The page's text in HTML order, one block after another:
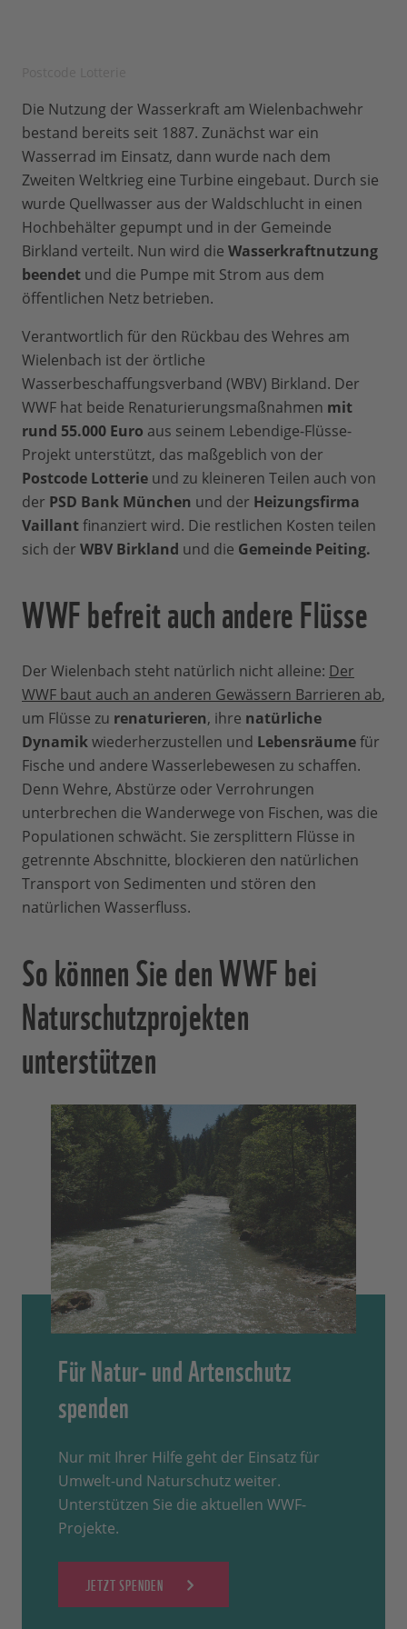
Die Nutzung der Wasserkraft am Wielenbachwehr
bestand bereits seit 1887. Zunächst war ein
Wasserrad im Einsatz, dann wurde nach dem
Zweiten Weltkrieg eine Turbine eingebaut. Durch sie
wurde Quellwasser aus der Waldschlucht in einen
Hochbehälter gepumpt und in der Gemeinde
Birkland verteilt. Nun wird die Wasserkraftnutzung
beendet und die Pumpe mit Strom aus dem
öffentlichen Netz betrieben.
Verantwortlich für den Rückbau des Wehres am
Wielenbach ist der örtliche
Wasserbeschaffungsverband (WBV) Birkland. Der
WWF hat beide Renaturierungsmaßnahmen mit
rund 55.000 Euro aus seinem Lebendige-Flüsse-
Projekt unterstützt, das maßgeblich von der
Postcode Lotterie und zu kleineren Teilen auch von
der PSD Bank München und der Heizungsfirma
Vaillantfinanziert wird. Die restlichen Kosten teilen
sich der WBV Birkland und die Gemeinde Peiting.
WWF befreit auch andere Flüsse
Der Wielenbach steht natürlich nicht alleine: Der
WWF baut auch an anderen Gewässern Barrieren ab,
um Flüsse zu renaturieren, ihre natürliche
Dynamikwiederherzustellen und Lebensräumefür
Fische und andere Wasserlebewesen zu schaffen.
Denn Wehre, Abstürze oder Verrohrungen
unterbrechen die Wanderwege von Fischen, was die
Populationen schwächt. Sie zersplittern Flüsse in
getrennte Abschnitte, blockieren den natürlichen
Transport von Sedimenten und stören den
natürlichen Wasserfluss.
So können Sie den WWF bei
Naturschutzprojekten
unterstützen
Für Natur- und Artenschutz
spenden
Nur mit Ihrer Hilfe geht der Einsatz für
Umwelt-und Naturschutz weiter.
Unterstützen Sie die aktuellen WWF-
Projekte.
JETZT SPENDEN